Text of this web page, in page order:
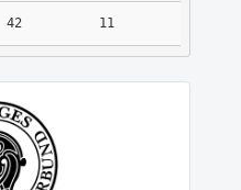
42 11